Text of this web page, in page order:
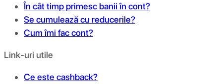
În cât timp primesc banii în cont?
Se cumulează cu reducerile?
Cum îmi fac cont?
Link-uri utile
Ce este cashback?